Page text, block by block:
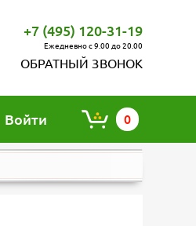
+7 (495) 120-31-19
Ежедневно с 9.00 до 20.00
ОБРАТНЫЙ ЗВОНОК
Войти 0